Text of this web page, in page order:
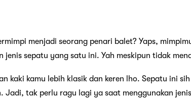
menjadi seorang penari balet? Yaps,
jenis sepatu yang satu ini. Yah meskipun tidak
kaki kamu lebih klasik dan keren lho. Sepatu ini
Jadi, tak perlu ragu lagi ya saat menggunakan